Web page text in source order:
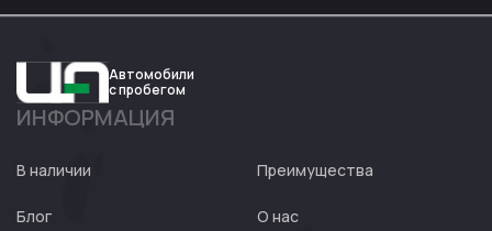
Авто
Автомобили
с пробегом
ИНФОРМАЦИЯ
В наличии Преимущества
Блог О нас